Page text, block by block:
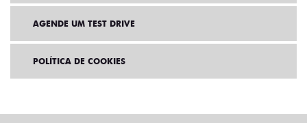
AGENDE UM TEST DRIVE
POLÍTICA DE COOKIES